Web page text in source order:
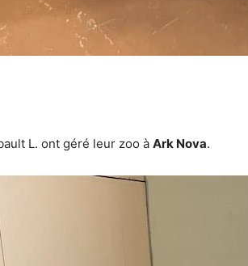
L. ont géré leur zoo à Ark Nova.